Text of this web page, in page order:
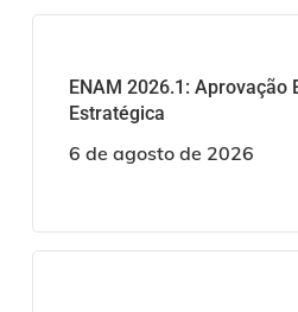
ENAM 2026.1: Aprovação
Estratégica
6 de agosto de 2026